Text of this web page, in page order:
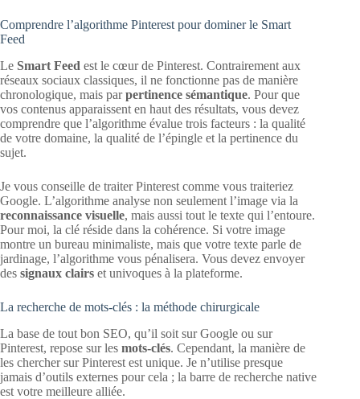
Comprendre l’algorithme Pinterest pour dominer le Smart
Feed
Le Smart Feed est le cœur de Pinterest. Contrairement aux
réseaux sociaux classiques, il ne fonctionne pas de manière
chronologique, mais parpertinence sémantique. Pour que
vos contenus apparaissent en haut des résultats, vous devez
comprendre que l’algorithme évalue trois facteurs : la qualité
de votre domaine, la qualité de l’épingle et la pertinence du
sujet.
Je vous conseille de traiter Pinterest comme vous traiteriez
Google. L’algorithme analyse non seulement l’image via la
reconnaissance visuelle, mais aussi tout le texte qui l’entoure.
Pour moi, la clé réside dans la cohérence. Si votre image
montre un bureau minimaliste, mais que votre texte parle de
jardinage, l’algorithme vous pénalisera. Vous devez envoyer
des signaux clairs et univoques à la plateforme.
La recherche de mots-clés : la méthode chirurgicale
La base de tout bon SEO, qu’il soit sur Google ou sur
Pinterest, repose sur les mots-clés. Cependant, la manière de
les chercher sur Pinterest est unique. Je n’utilise presque
jamais d’outils externes pour cela ; la barre de recherche native
est votre meilleure alliée.